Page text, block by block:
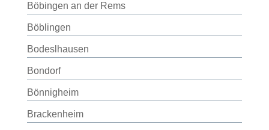
Böbingen an der Rems
Böblingen
Bodeslhausen
Bondorf
Bönnigheim
Brackenheim